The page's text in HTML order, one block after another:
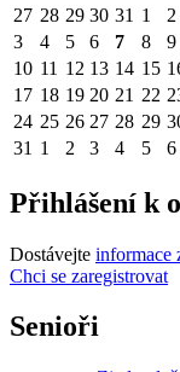
27 28 29 30 31 1
2
3
4 5 6 7 8
9
10 11 12 13 14 15
17 18 19 20 21 22
24 25 26 27 28 29
31 1 2 3 4 5 6
Přihlášení k
Dostávejte informace
Chci se zaregistrovat
Senioři